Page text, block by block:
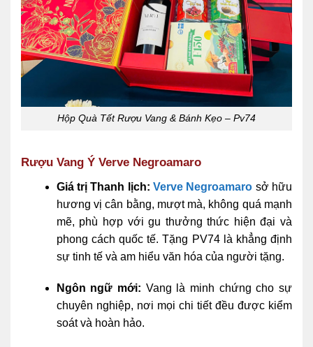
Hộp Quà Tết Rượu Vang & Bánh Kẹo – Pv74
Rượu Vang Ý Verve Negroamaro
Giá trị Thanh lịch: Verve Negroamaro sở hữu
hương vị cân bằng, mượt mà, không quá mạnh
mẽ, phù hợp với gu thưởng thức hiện đại và
phong cách quốc tế. Tặng PV74 là khẳng định
sự tinh tế và am hiểu văn hóa của người tặng.
Ngôn ngữ mới: Vang là minh chứng cho sự
chuyên nghiệp, nơi mọi chi tiết đều được kiểm
soát và hoàn hảo.